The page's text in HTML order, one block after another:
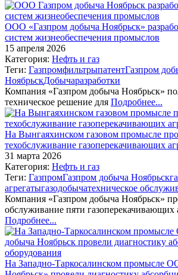
ООО «Газпром добыча Ноябрьск»
систем жизнеобеспечения промыслов
15 апреля 2026
Категория: Нефть и газ
Теги: ГазпромфильтрыпатентГазпром
НоябрьскДобычаразработки
Компания «Газпром добыча Ноябрьск»
техническое решение для Подробнее...
На Вынгаяхинском газовом промысле
техобслуживание газоперекачивающих
31 марта 2026
Категория: Нефть и газ
Теги: ГазпромГазпром добыча Ноябрьск
агрегатыгазодобычатехническое
Компания «Газпром добыча Ноябрьск»
обслуживание пяти газоперекачивающих
Подробнее...
На Западно-Таркосалинском промысле